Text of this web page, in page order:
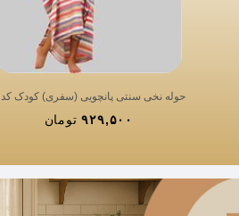
حوله نخی سنتی پانچویی (سفری) کودک کد 7
۹۲۹,۵۰۰ تومان